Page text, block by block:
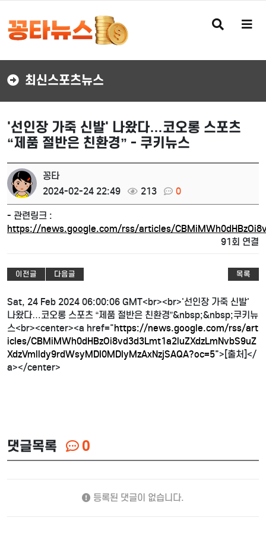
검
색
튼
메
튼
최신스포츠뉴스
'선인장 가죽 신발' 나왔다…코오롱 스포츠
“제품 절반은 친환경” - 쿠키뉴스
꽁타
2024-02-24 22:49
213 0
- 관련링크 :
https://news.google.com/rss/articles/
91회 연결
이전글 다음글 목록
Sat, 24 Feb 2024 06:00:06 GMT<br><br>'선인장 가죽 신발'
나왔다…코오롱 스포츠 “제품 절반은 친환경”&nbsp;&nbsp;쿠키뉴
스<br><center><a href="https://news.google.com/rss/art
icles/CBMiMWh0dHBzOi8vd3d3Lmt1a2luZXdzLmNvbS9uZ
XdzVmlldy9rdWsyMDI0MDIyMzAxNzjSAQA?oc=5">[출처]</
a></center>
댓글목록 0
등록된 댓글이 없습니다.